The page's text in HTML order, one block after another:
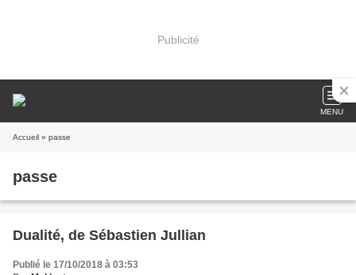
Publicité
MENU
Accueil » passe
passe
Dualité, de Sébastien Jullian
Publié le 17/10/2018 à 03:53